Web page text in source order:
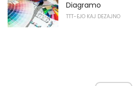
Diagramo
TTT-EJO KAJ DEZAJNO